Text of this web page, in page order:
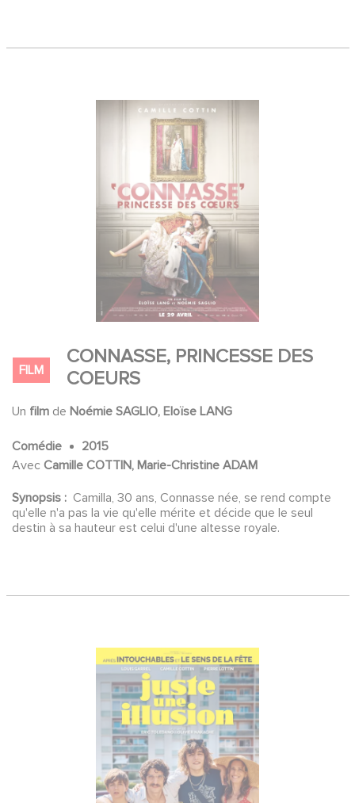
FILM
CONNASSE, PRINCESSE DES
COEURS
Un film de Noémie SAGLIO, Eloïse LANG
Comédie
2015
Avec Camille COTTIN, Marie-Christine ADAM
Synopsis : Camilla, 30 ans, Connasse née, se rend compte
qu'elle n'a pas la vie qu'elle mérite et décide que le seul
destin à sa hauteur est celui d'une altesse royale.